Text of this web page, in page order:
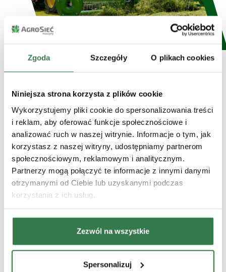
Zgoda Szczegóły O plikach cookies
Niniejsza strona korzysta z plików cookie
Wykorzystujemy pliki cookie do spersonalizowania treści
i reklam, aby oferować funkcje społecznościowe i
analizować ruch w naszej witrynie. Informacje o tym, jak
korzystasz z naszej witryny, udostępniamy partnerom
społecznościowym, reklamowym i analitycznym.
Partnerzy mogą połączyć te informacje z innymi danymi
otrzymanymi od Ciebie lub uzyskanymi podczas
korzystania z ich usług.
Zezwól na wszystkie
Spersonalizuj
Technologia i budowa
Zgrabiarki grzebieniowe pracują w oparciu o
grzebienie z palcami sprężystymi, które przesuwają
materiał na wał w sposób bardzo delikatny, bez
zagarniania ziemi. Doskonale kopiują teren, dzięki
czemu nie uszkadzają darni i pozostawiają czysty,
równy pokos. Niewielka masa własna pozwala na
ekologicznych, łąk wysokogórskich oraz tam, gdzie
liczy się jakość paszy.